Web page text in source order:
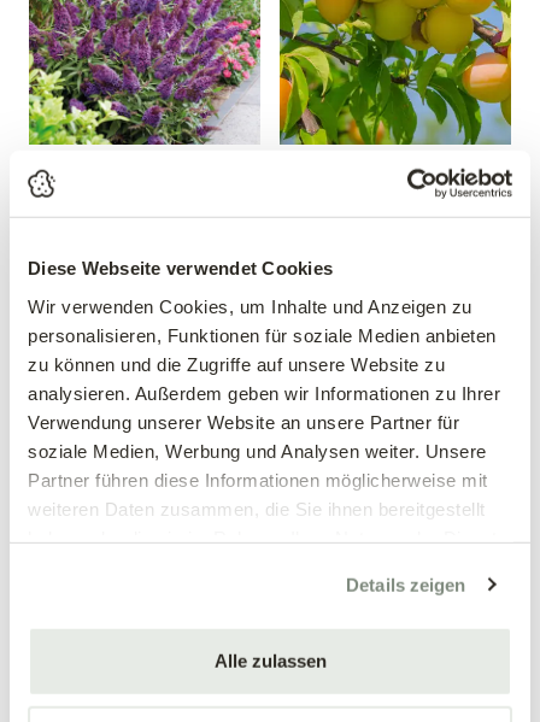
Diese Webseite verwendet Cookies
Wir verwenden Cookies, um Inhalte und Anzeigen zu
personalisieren, Funktionen für soziale Medien anbieten
zu können und die Zugriffe auf unsere Website zu
analysieren. Außerdem geben wir Informationen zu Ihrer
Verwendung unserer Website an unsere Partner für
soziale Medien, Werbung und Analysen weiter. Unsere
Partner führen diese Informationen möglicherweise mit
weiteren Daten zusammen, die Sie ihnen bereitgestellt
Details zeigen
Alle zulassen
Sommerflieder 'Butterfly
Candy® Little Purple'
Buddleja davidii 'Butterfly
19,99 €
3 Liter Topf
Mirabelle 'Mirabelle von
Prunus domestica 'Mirabelle
mehrere Varianten verfügbar!
'Konstantinopeler'
Birnenquitte 'Bereczki'